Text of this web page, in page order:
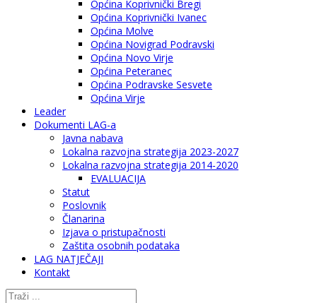
Općina Koprivnički Bregi
Općina Koprivnički Ivanec
Općina Molve
Općina Novigrad Podravski
Općina Novo Virje
Općina Peteranec
Općina Podravske Sesvete
Općina Virje
Leader
Dokumenti LAG-a
Javna nabava
Lokalna razvojna strategija 2023-2027
Lokalna razvojna strategija 2014-2020
EVALUACIJA
Statut
Poslovnik
Članarina
Izjava o pristupačnosti
Zaštita osobnih podataka
LAG NATJEČAJI
Kontakt